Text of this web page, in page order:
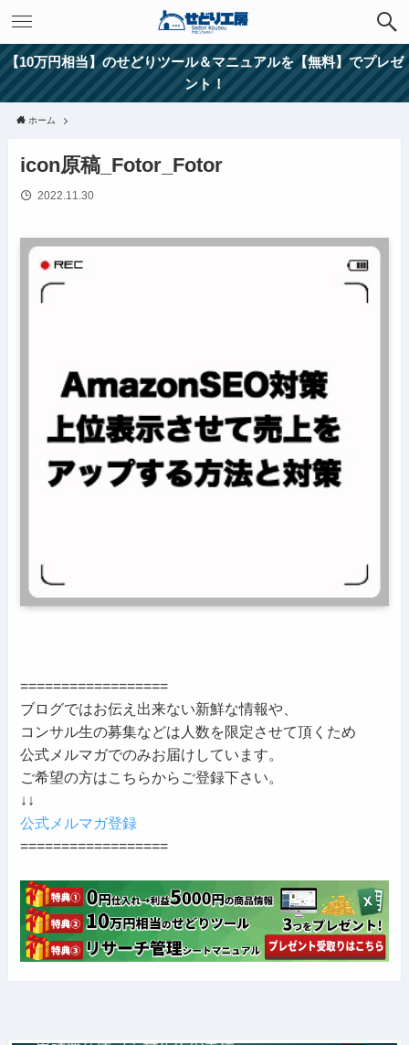
【10万円相当】のせどりツール＆マニュアルを【無料】でプレゼ
ント！
ホーム
icon原稿_Fotor_Fotor
2022.11.30
==================
ブログではお伝え出来ない新鮮な情報や、
コンサル生の募集などは人数を限定させて頂くため
公式メルマガでのみお届けしています。
ご希望の方はこちらからご登録下さい。
↓↓
公式メルマガ登録
==================